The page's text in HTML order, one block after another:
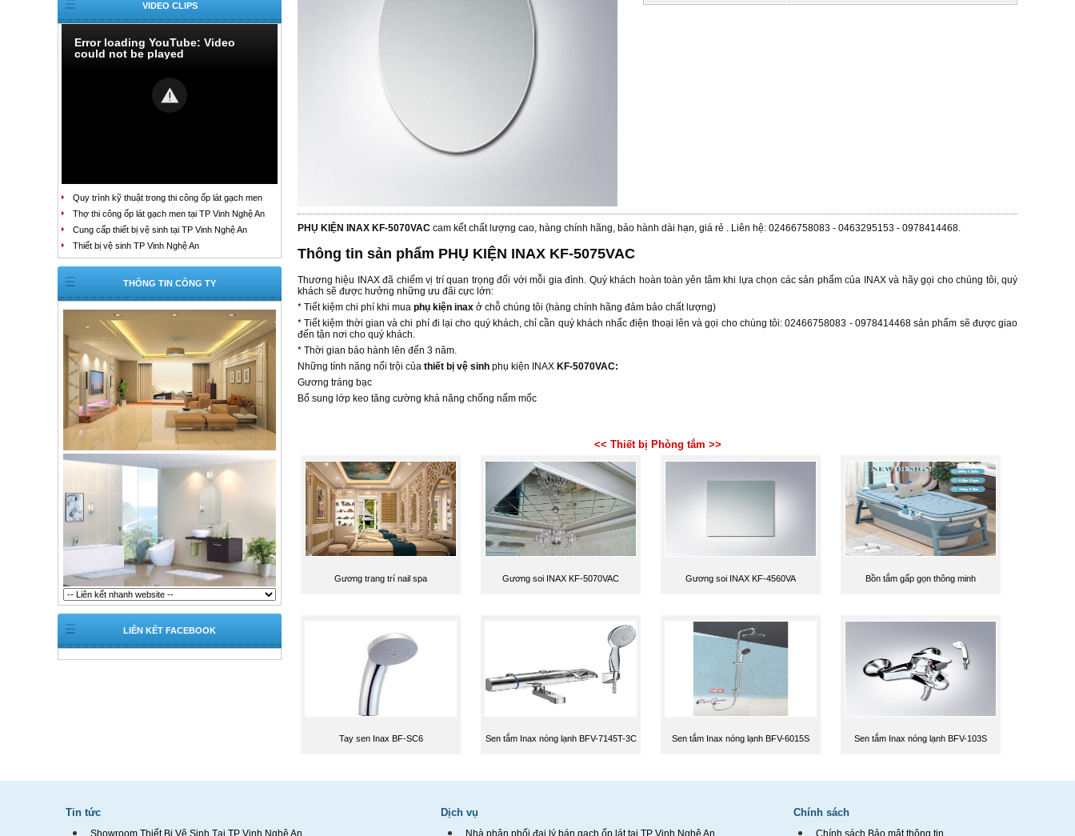
VIDEO CLIPS
Error loading YouTube: Video
could not be played
Quy trình kỹ thuật trong thi công ốp lát gạch men
Thợ thi công ốp lát gạch men tại TP Vinh Nghệ An
Cung cấp thiết bị vệ sinh tại TP Vinh Nghệ An
Thiết bị vệ sinh TP Vinh Nghệ An
THÔNG TIN CÔNG TY
LIÊN KẾT FACEBOOK
PHỤ KIỆN INAX KF-5070VAC cam kết chất lượng cao, hàng chính hãng, bảo hành dài hạn, giá rẻ . Liên hệ: 02466758083 - 0463295153 - 0978414468.
Thông tin sản phẩm PHỤ KIỆN INAX KF-5075VAC
Thương hiệu INAX đã chiếm vị trí quan trọng đối với mỗi gia đình. Quý khách hoàn toàn yên tâm khi lựa chọn các sản phẩm của INAX và hãy gọi cho chúng tôi, quý
khách sẽ được hưởng những ưu đãi cực lớn:
* Tiết kiệm chi phí khi mua phụ kiện inax ở chỗ chúng tôi (hàng chính hãng đảm bảo chất lượng)
* Tiết kiệm thời gian và chi phí đi lại cho quý khách, chỉ cần quý khách nhấc điện thoại lên và gọi cho chúng tôi: 02466758083 - 0978414468 sản phẩm sẽ được giao
đến tận nơi cho quý khách.
* Thời gian bảo hành lên đến 3 năm.
Những tính năng nổi trội của thiết bị vệ sinh phụ kiện INAX KF-5070VAC:
Gương tráng bạc
Bổ sung lớp keo tăng cường khả năng chống nấm mốc
<< Thiết bị Phòng tắm >>
Gương trang trí nail spa Gương soi INAX KF-5070VAC Gương soi INAX KF-4560VA Bồn tắm gấp gọn thông minh
Tay sen Inax BF-SC6 Sen tắm Inax nóng lạnh BFV-7145T-3C Sen tắm Inax nóng lạnh BFV-6015S Sen tắm Inax nóng lạnh BFV-103S
Tin tức
Showroom Thiết Bị Vệ Sinh Tại TP Vinh Nghệ An
Dịch vụ
Nhà phân phối đại lý bán gạch ốp lát tại TP Vinh Nghệ An
Chính sách
Chính sách Bảo mật thông tin